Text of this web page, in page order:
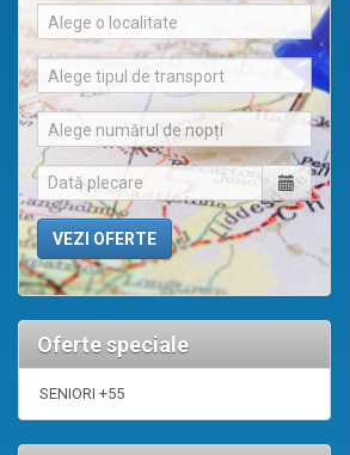
Alege o localitate
Alege tipul de transport
Alege numărul de nopți
Oferte speciale
SENIORI +55